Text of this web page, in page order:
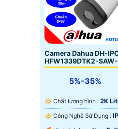
Camera Dahua DH-
HFW1339DTK2-
5%-35%
🔆 Chất lượng hình : 2K
⚜️ Công Nghệ Sử Dụng :